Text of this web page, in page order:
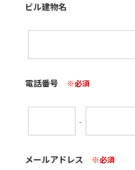
ビル建物名
電話番号 ※必須
-
メールアドレス ※必須